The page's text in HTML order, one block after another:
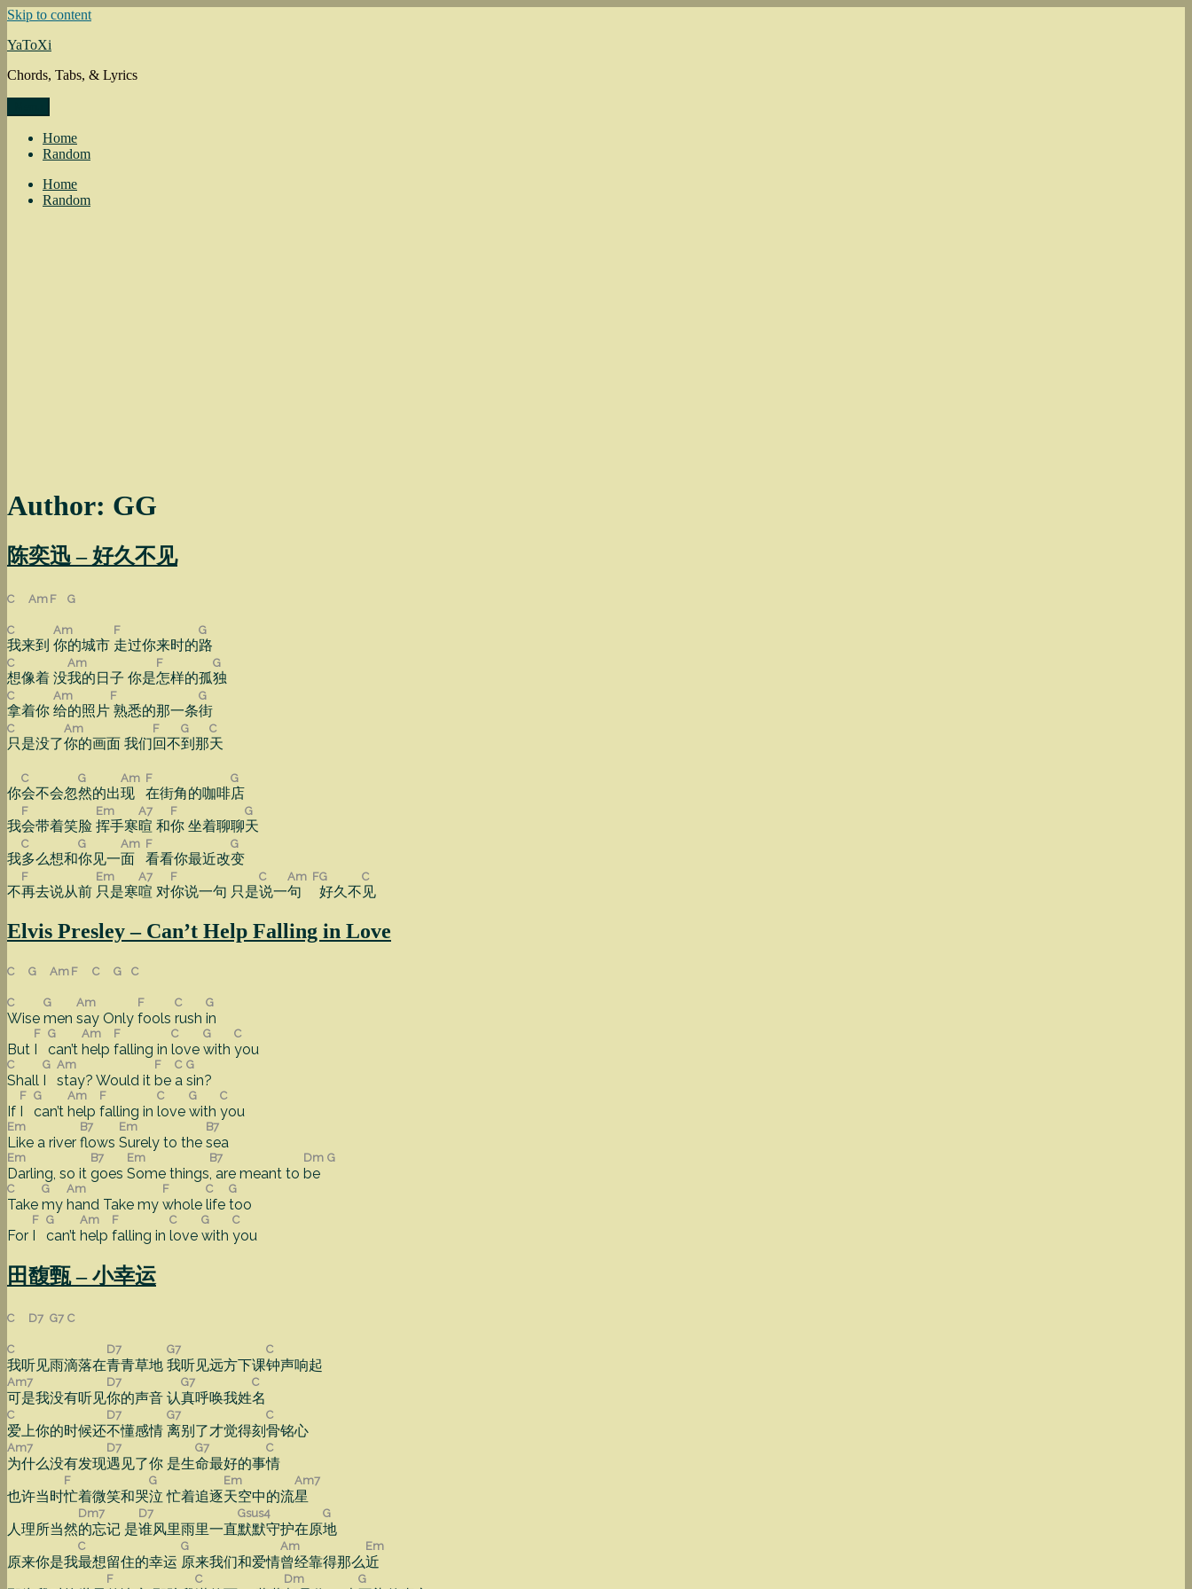
Skip to content
YaToXi
Chords, Tabs, & Lyrics
Home
Random
Home
Random
Author: GG
陈奕迅 – 好久不见
C Am F G
C
我来到
Am
你的城市
F
走过你来时的
G
路
C
想像着 没
Am
我的日子 你是
F
怎样的孤
G
独
C
拿着你
Am
给的照片
F
熟悉的那一条
G
街
C
只是没了
Am
你的画面 我们
F
回不
G
到那
C
天
你
C
会不会忽
G
然的出
Am
现
F
在街角的咖啡
G
店
我
F
会带着笑脸
Em
挥手寒
A7
暄 和
F
你 坐着聊聊
G
天
我
C
多么想和
G
你见一
Am
面
F
看看你最近改
G
变
不
F
再去说从前
Em
只是寒
A7
喧 对
F
你说一句 只是
C
说一
Am
句
FG
好久不
C
见
Elvis Presley – Can’t Help Falling in Love
C G Am F C G C
C
Wise
G
men
Am
say Only
F
fools
C
rush
G
in
But
F
I
G
can’t
Am
help
F
falling in
C
love
G
with
C
you
C
Shall
G
I
Am
stay? Would it
F
be
C
a
G
sin?
If
F
I
G
can’t
Am
help
F
falling in
C
love
G
with
C
you
Em
Like a river
B7
flows
Em
Surely to the
B7
sea
Em
Darling, so it
B7
goes
Em
Some things
B7
, are meant to
Dm
be
G
C
Take
G
my
Am
hand Take my
F
whole
C
life
G
too
For
F
I
G
can’t
Am
help
F
falling in
C
love
G
with
C
you
田馥甄 – 小幸运
C D7 G7 C
C
我听见雨滴落在
D7
青青草地
G7
我听见远方下课
C
钟声响起
Am7
可是我没有听见
D7
你的声音 认
G7
真呼唤我姓
C
名
C
爱上你的时候还
D7
不懂感情
G7
离别了才觉得刻
C
骨铭心
Am7
为什么没有发现
D7
遇见了你 是生
G7
命最好的事
C
情
也许当时
F
忙着微笑和哭
G
泣 忙着追逐
Em
天空中的流
Am7
星
人理所当然
Dm7
的忘记 是
D7
谁风里雨里一直
Gsus4
默默守护在原
G
地
原来你是我
C
最想留住的幸运
G
原来我们和爱情
Am
曾经靠得那么
Em
近
F C Dm G